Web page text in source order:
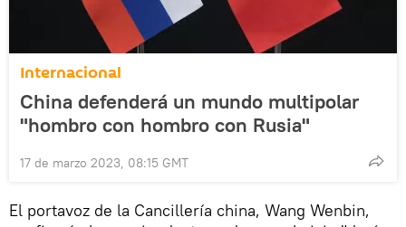
Internacional
China defenderá un mundo multipolar
"hombro con hombro con Rusia"
17 de marzo 2023, 08:15 GMT
El portavoz de la Cancillería china, Wang Wenbin,